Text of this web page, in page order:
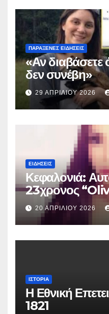
ΠΑΡΆΞΕΝΕΣ ΕΙΔΉΣΕΙΣ
«Αν διαβάσετε
δεν συνέβη»
29 ΑΠΡΙΛΊΟΥ 2026
ΕΙΔΉΣΕΙΣ
Κεφαλονιά:
23χρονος
κατηγορείται
Μυρτούς
20 ΑΠΡΙΛΊΟΥ 2026
ΙΣΤΟΡΊΑ
Η Εθνική
1821